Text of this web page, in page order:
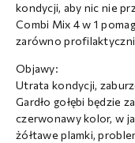
kondycji, aby nic nie
Combi Mix 4 w 1
zarówno
Objawy:
Utrata kondycji,
Gardło gołębi będzie
czerwonawy kolor, w
żółtawe plamki,